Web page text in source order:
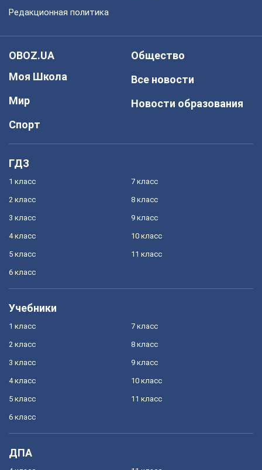
Редакционная политика
OBOZ.UA
Моя Школа
Мир
Спорт
Общество
Все новости
Новости образования
ГДЗ
1 класс
2 класс
3 класс
4 класс
5 класс
6 класс
7 класс
8 класс
9 класс
10 класс
11 класс
Учебники
1 класс
2 класс
3 класс
4 класс
5 класс
6 класс
7 класс
8 класс
9 класс
10 класс
11 класс
ДПА